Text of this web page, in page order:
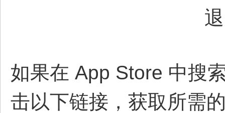
如果在 App Store 中搜
击以下链接，获取所需